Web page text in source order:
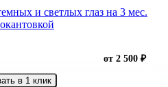
и светлых глаз на 3 мес.
от 2 500 ₽
в 1 клик